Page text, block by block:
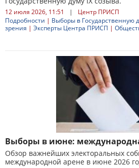
12 июля 2026, 11:51 |
Центр ПРИСП
Подробности | Выборы в Государственную
зрения | Эксперты Центра ПРИСП |
Выборы в июне:
Обзор важнейших электоральных
международной арене в июне 2026